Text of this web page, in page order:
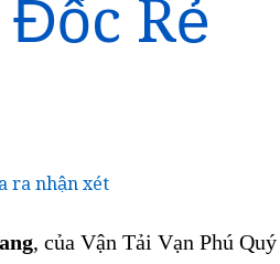
Rẻ
ra nhận xét
, của Vận Tải Vạn Phú Quý